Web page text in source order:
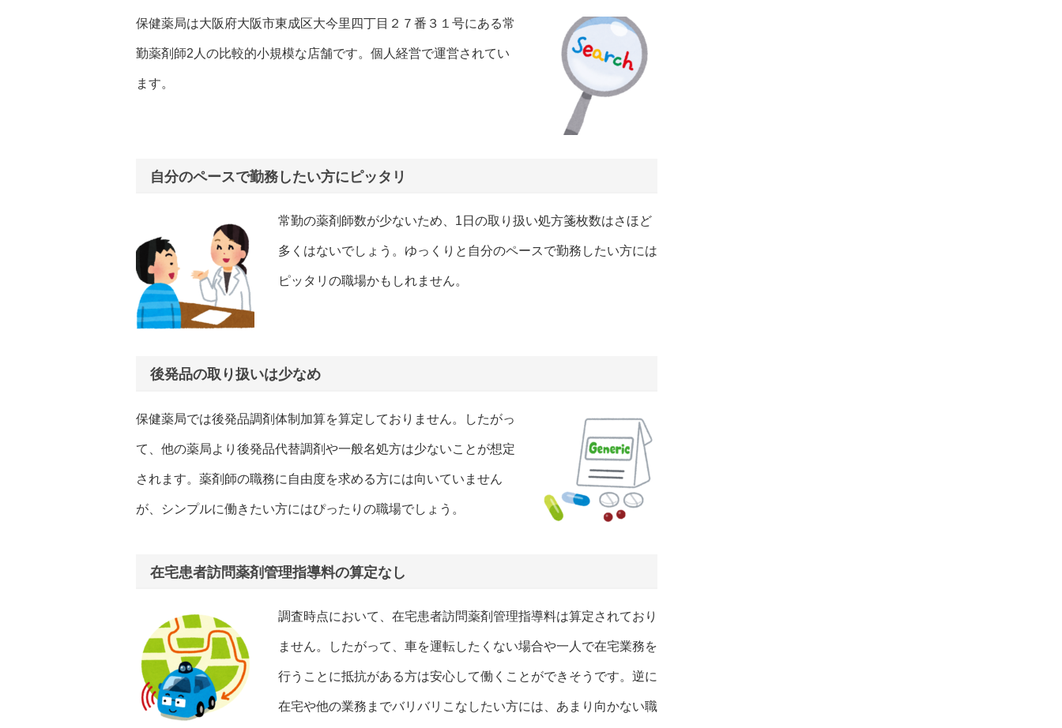
保健薬局は大阪府大阪市東成区大今里四丁目２７番３１号にある常
勤薬剤師2人の比較的小規模な店舗です。個人経営で運営されてい
ます。
自分のペースで勤務したい方にピッタリ
常勤の薬剤師数が少ないため、1日の取り扱い処方箋枚数はさほど
多くはないでしょう。ゆっくりと自分のペースで勤務したい方には
ピッタリの職場かもしれません。
後発品の取り扱いは少なめ
保健薬局では後発品調剤体制加算を算定しておりません。したがっ
て、他の薬局より後発品代替調剤や一般名処方は少ないことが想定
されます。薬剤師の職務に自由度を求める方には向いていません
が、シンプルに働きたい方にはぴったりの職場でしょう。
在宅患者訪問薬剤管理指導料の算定なし
調査時点において、在宅患者訪問薬剤管理指導料は算定されており
ません。したがって、車を運転したくない場合や一人で在宅業務を
行うことに抵抗がある方は安心して働くことができそうです。逆に
在宅や他の業務までバリバリこなしたい方には、あまり向かない職